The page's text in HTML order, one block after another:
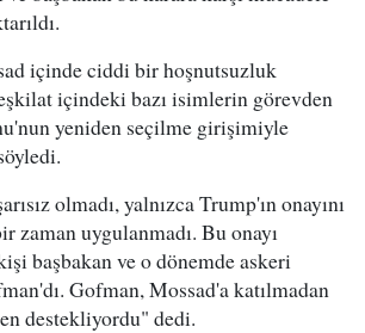
içinde ciddi bir hoşnutsuzluk
içindeki bazı isimlerin görevden
yeniden seçilme girişimiyle
olmadı, yalnızca Trump'ın onayını
zaman uygulanmadı. Bu onayı
başbakan ve o dönemde askeri
Gofman, Mossad'a katılmadan
destekliyordu" dedi.